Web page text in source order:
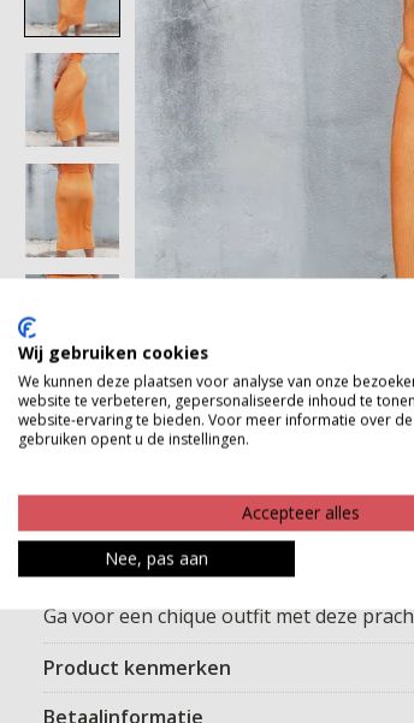
Ga voor een chique outfit met deze
Product kenmerken
Betaalinformatie
Wij gebruiken cookies
We kunnen deze plaatsen voor analyse van onze
website te verbeteren, gepersonaliseerde inhoud te
website-ervaring te bieden. Voor meer informatie over
gebruiken opent u de instellingen.
Accepteer alles
Nee, pas aan